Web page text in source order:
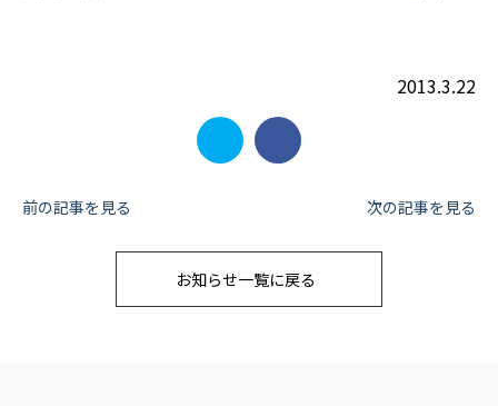
2013.3.22
投
前の記事を見る 次の記事を見る
お知らせ一覧に戻る